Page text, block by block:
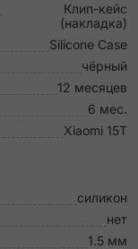
Клип-кейс
(накладка)
Silicone Case
чёрный
12 месяцев
6 мес.
Xiaomi 15T
силикон
нет
1.5 мм